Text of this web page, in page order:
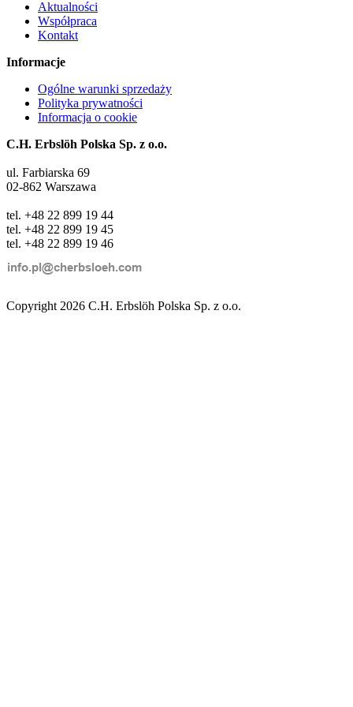
Aktualności
Współpraca
Kontakt
Informacje
Ogólne warunki sprzedaży
Polityka prywatności
Informacja o cookie
C.H. Erbslöh Polska Sp. z o.o.
ul. Farbiarska 69
02-862 Warszawa
tel. +48 22 899 19 44
tel. +48 22 899 19 45
tel. +48 22 899 19 46
Copyright 2026 C.H. Erbslöh Polska Sp. z o.o.